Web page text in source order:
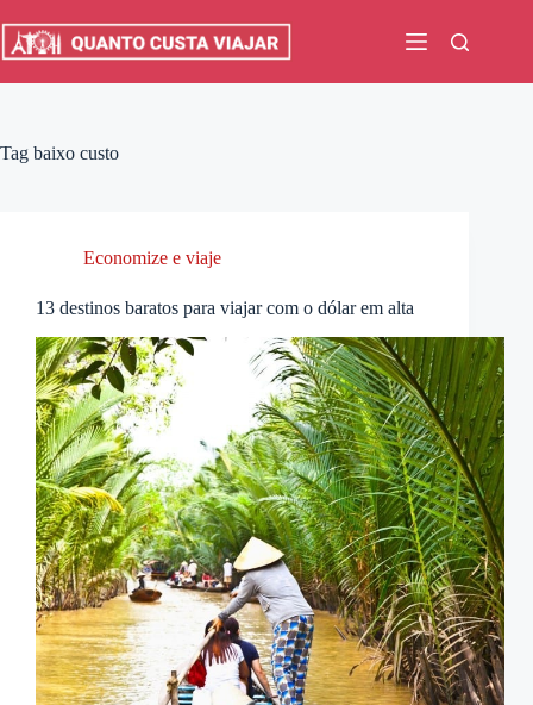
para
Tag baixo custo
Economize e viaje
13 destinos baratos para viajar com o dólar em alta